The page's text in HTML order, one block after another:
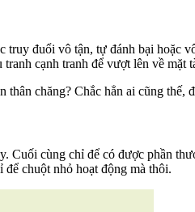
đuổi vô tận, tự đánh bại hoặc
cạnh tranh để vượt lên về mặt
chăng? Chắc hẳn ai cũng thế,
cùng chỉ để có được phần
chuột nhỏ hoạt động mà thôi.